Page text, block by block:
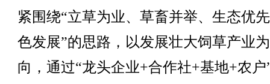
紧围绕“立草为业、草畜并举、生态优
色发展”的思路，以发展壮大饲草产业
向，通过“龙头企业+合作社+基地+农户